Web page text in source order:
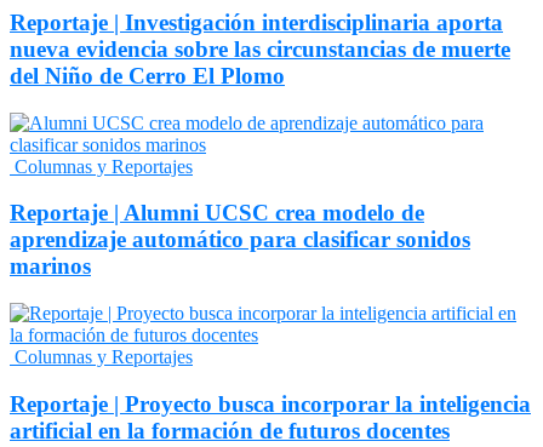
Reportaje | Investigación interdisciplinaria aporta
nueva evidencia sobre las circunstancias de muerte
del Niño de Cerro El Plomo
Columnas y Reportajes
Reportaje | Alumni UCSC crea modelo de
aprendizaje automático para clasificar sonidos
marinos
Columnas y Reportajes
Reportaje | Proyecto busca incorporar la inteligencia
artificial en la formación de futuros docentes